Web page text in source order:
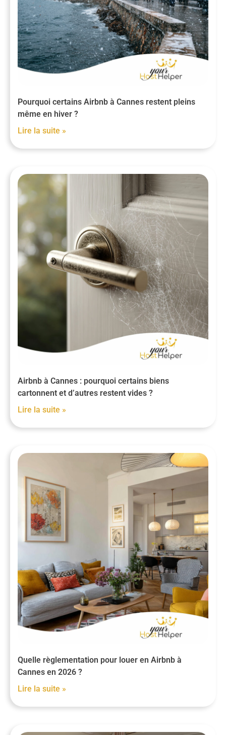
Pourquoi certains Airbnb à Cannes restent pleins
même en hiver ?
Lire la suite »
Airbnb à Cannes : pourquoi certains biens
cartonnent et d’autres restent vides ?
Lire la suite »
Quelle règlementation pour louer en Airbnb à
Cannes en 2026 ?
Lire la suite »